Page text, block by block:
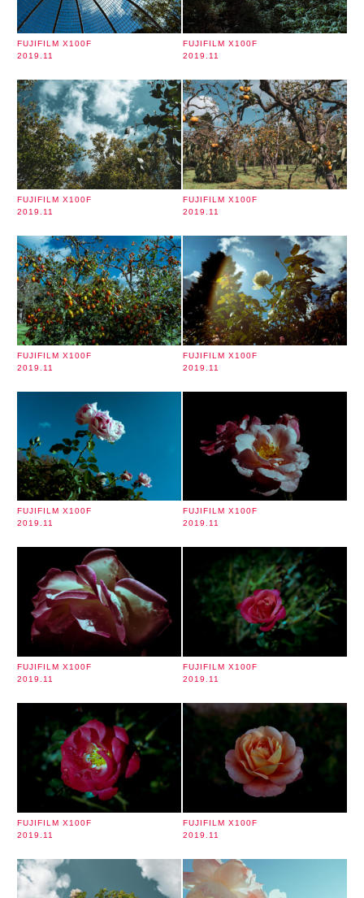
FUJIFILM X100F
2019.11
FUJIFILM X100F
2019.11
FUJIFILM X100F
2019.11
FUJIFILM X100F
2019.11
FUJIFILM X100F
2019.11
FUJIFILM X100F
2019.11
FUJIFILM X100F
2019.11
FUJIFILM X100F
2019.11
FUJIFILM X100F
2019.11
FUJIFILM X100F
2019.11
FUJIFILM X100F
2019.11
FUJIFILM X100F
2019.11